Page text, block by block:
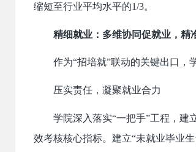
缩短至行业平均水平的1/3。
精细就业：多维协同促就业，精
作为“招培就”联动的关键出口，
压实责任，凝聚就业合力
学院深入落实“一把手”工程，建
效考核核心指标。建立“未就业毕业